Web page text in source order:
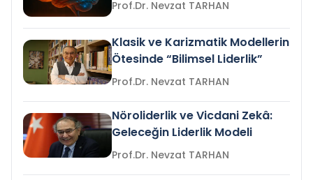
Prof.Dr. Nevzat TARHAN
Klasik ve Karizmatik Modellerin
Ötesinde “Bilimsel Liderlik”
Prof.Dr. Nevzat TARHAN
Nöroliderlik ve Vicdani Zekâ:
Geleceğin Liderlik Modeli
Prof.Dr. Nevzat TARHAN